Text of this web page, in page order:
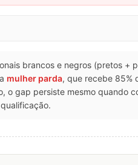
brancos e negros (pretos +
mulher parda, que recebe 85%
gap persiste mesmo quando